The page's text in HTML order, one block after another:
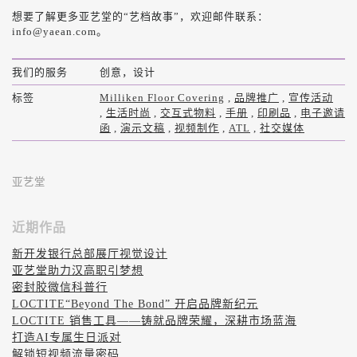
想要了解更多亚艺堂的“艺档故事”，欢迎邮件联系：
info@yaean.com。
我们的服务 创意，设计
标签 Milliken Floor Covering 品牌推广
宣传活动
生活时尚 交互式物料 手册 印刷品
电子邀请
函
演示文稿 视频制作 ATL 社交媒体
亚艺堂
近期作品
新开发银行总部展厅视觉设计
亚艺堂助力汉高职引梦想
密封胶微信科普行
LOCTITE“Beyond The Bond” 开启品牌新纪元
LOCTITE 销售工具——铸就品牌荣耀，深耕市场蓝海
打造AI专属生日派对
解锁短视频流量密码